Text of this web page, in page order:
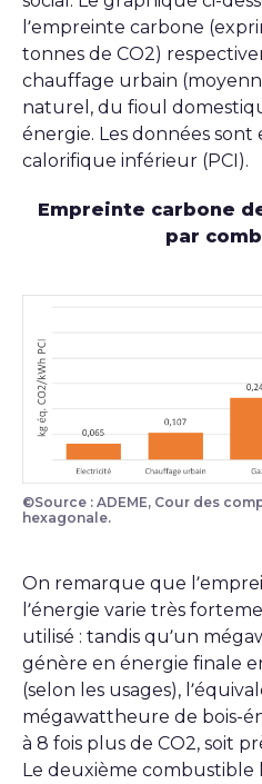
l’empreinte carbone
tonnes de CO2)
chauffage urbain
naturel, du fioul
énergie. Les données
calorifique inférieur (PCI).
Empreinte carbone
par
Figure sur la
©Source : ADEME, Cour des
hexagonale.
On remarque que
l’énergie varie très
utilisé : tandis qu’un
génère en énergie finale
(selon les usages),
mégawattheure de bois-
à 8 fois plus de CO2, soit
Le deuxième